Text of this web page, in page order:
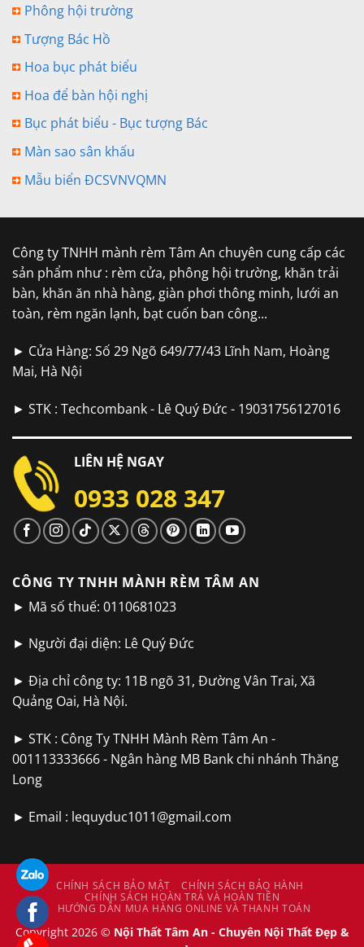
Phông hội trường
Tượng Bác Hồ
Hoa bục phát biểu
Hoa để bàn hội nghị
Bục phát biểu - Bục tượng Bác
Màn sao sân khấu
Mẫu biển ĐCSVNVQMN
Công ty TNHH mành rèm Tâm An chuyên cung cấp các
sản phẩm như : rèm cửa, phông hội trường, khăn trải
bàn, khăn ăn nhà hàng, giàn phơi thông minh, lưới an
toàn, rèm ngăn lạnh, bạt cuốn ban công...
► Cửa Hàng: Số 29 Ngõ 649/77/43 Lĩnh Nam, Hoàng
Mai, Hà Nội
► STK : Techcombank - Lê Quý Đức - 19031756127016
LIÊN HỆ NGAY
0933 028 347
CÔNG TY TNHH MÀNH RÈM TÂM AN
► Mã số thuế: 0110681023
► Người đại diện: Lê Quý Đức
► Địa chỉ công ty: 11B ngõ 31, Đường Vân Trai, Xã
Quảng Oai, Hà Nội.
► STK : Công Ty TNHH Mành Rèm Tâm An -
001113333666 - Ngân hàng MB Bank chi nhánh Thăng
Long
► Email : lequyduc1011@gmail.com
CHÍNH SÁCH BẢO MẬT
CHÍNH SÁCH BẢO HÀNH
CHÍNH SÁCH HOÀN TRẢ VÀ HOÀN TIỀN
HƯỚNG DẪN MUA HÀNG ONLINE VÀ THANH TOÁN
Copyright 2026 © Nội Thất Tâm An - Chuyên Nội Thất Đẹp &